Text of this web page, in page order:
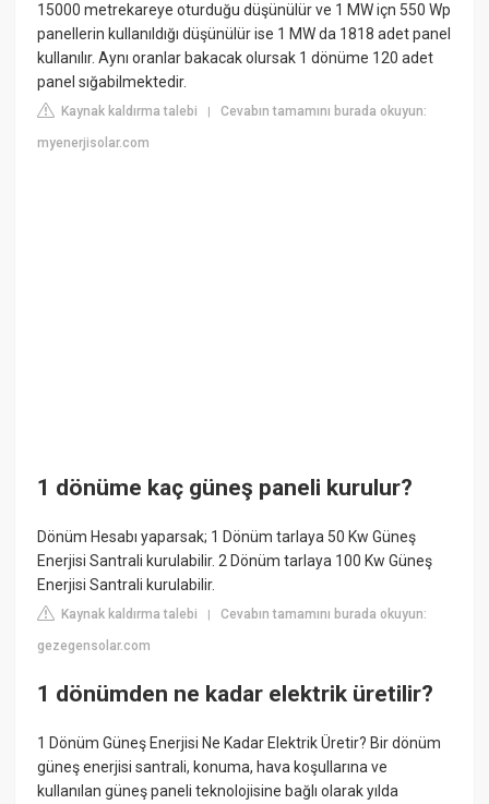
15000 metrekareye oturduğu düşünülür ve 1 MW içn 550 Wp
panellerin kullanıldığı düşünülür ise 1 MW da 1818 adet panel
kullanılır. Aynı oranlar bakacak olursak 1 dönüme 120 adet
panel sığabilmektedir.
Kaynak kaldırma talebi |Cevabın tamamını burada okuyun:
myenerjisolar.com
1 dönüme kaç güneş paneli kurulur?
Dönüm Hesabı yaparsak; 1 Dönüm tarlaya 50 Kw Güneş
Enerjisi Santrali kurulabilir. 2 Dönüm tarlaya 100 Kw Güneş
Enerjisi Santrali kurulabilir.
Kaynak kaldırma talebi |Cevabın tamamını burada okuyun:
gezegensolar.com
1 dönümden ne kadar elektrik üretilir?
1 Dönüm Güneş Enerjisi Ne Kadar Elektrik Üretir? Bir dönüm
güneş enerjisi santrali, konuma, hava koşullarına ve
kullanılan güneş paneli teknolojisine bağlı olarak yılda